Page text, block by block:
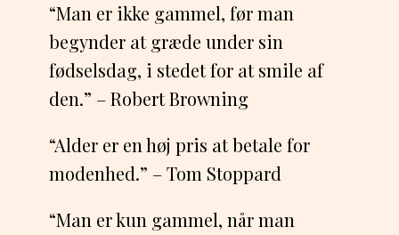
“Man er ikke gammel, før man
begynder at græde under sin
fødselsdag, i stedet for at smile af
den.” – Robert Browning
“Alder er en høj pris at betale for
modenhed.” – Tom Stoppard
“Man er kun gammel, når man